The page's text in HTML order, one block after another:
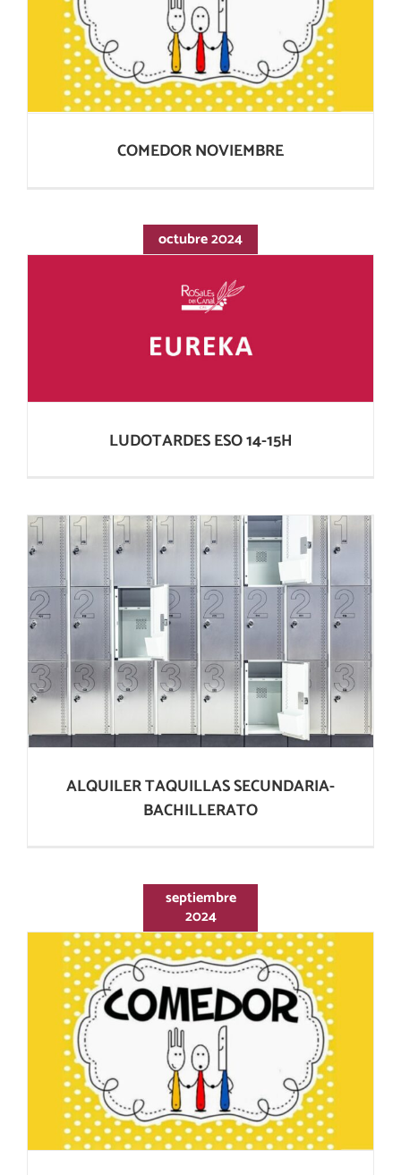
COMEDOR NOVIEMBRE
COMEDOR NOVIEMBRE
octubre 2024
LUDOTARDES ESO 14-15H
LUDOTARDES ESO 14-15H
ALQUILER TAQUILLAS SECUNDARIA-
BACHILLERATO
ALQUILER TAQUILLAS SECUNDARIA-
BACHILLERATO
septiembre
2024
MENÚ OCTUBRE